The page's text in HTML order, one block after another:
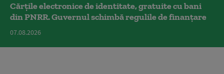
Cărțile electronice de identitate, gratuite cu bani
din PNRR. Guvernul schimbă regulile de finanțare
07.08.2026